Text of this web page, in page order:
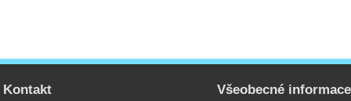
Kontakt Všeobecné informace